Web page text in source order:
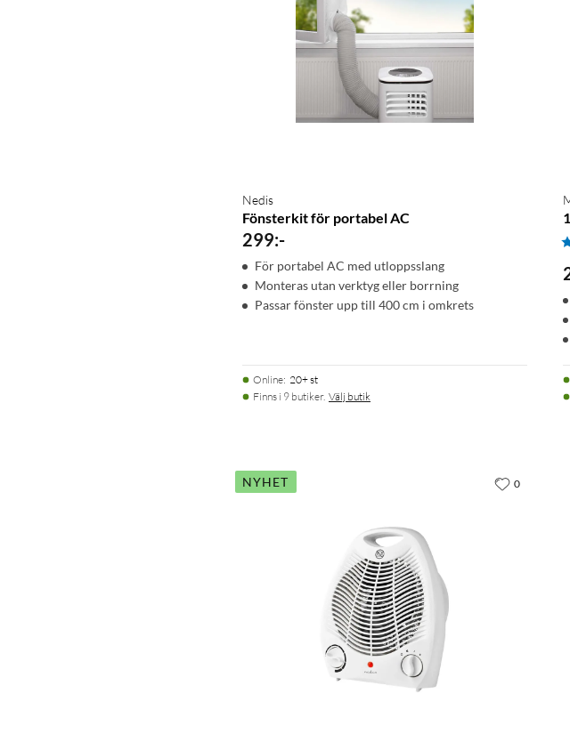
Nedis
Fönsterkit för portabel AC
299:-
För portabel AC med utloppsslang
Monteras utan verktyg eller borrning
Passar fönster upp till 400 cm i omkrets
Online: 20+ st
Finns i 9 butiker. Välj butik
NYHET 0